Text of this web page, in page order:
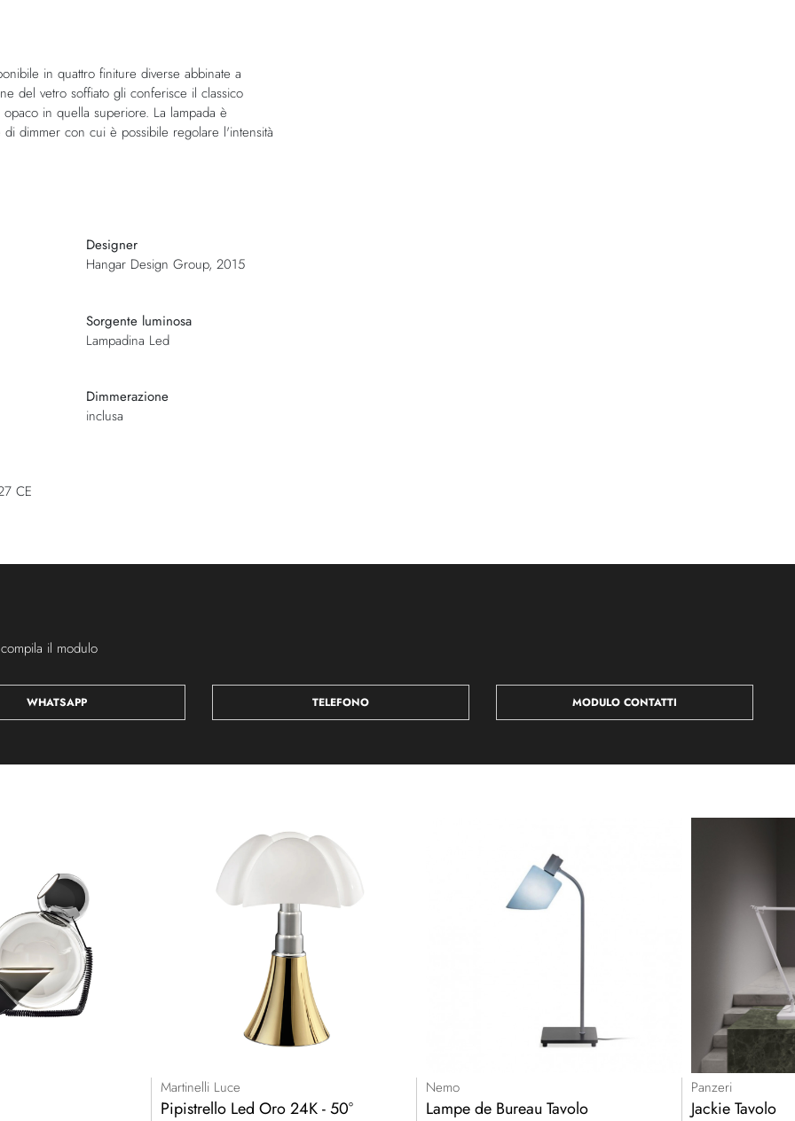
in quattro finiture diverse abbinate a
del vetro soffiato gli conferisce il classico
in quella superiore. La lampada è
dimmer con cui è possibile regolare l'intensità
Designer
Hangar Design Group, 2015
Sorgente luminosa
Lampadina Led
Dimmerazione
inclusa
CE
il modulo
WHATSAPP TELEFONO MODULO CONTATTI
Martinelli Luce
Pipistrello Led Oro 24K - 50°
Nemo
Lampe de Bureau Tavolo
Panzeri
Jackie Tavolo